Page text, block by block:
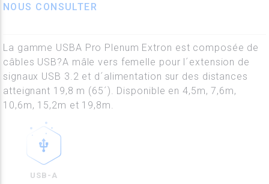
NOUS CONSULTER
La gamme USBA Pro Plenum Extron est composée de
câbles USB?A mâle vers femelle pour l´extension de
signaux USB 3.2 et d´alimentation sur des distances
atteignant 19,8 m (65´). Disponible en 4,5m, 7,6m,
10,6m, 15,2m et 19,8m.
USB-A